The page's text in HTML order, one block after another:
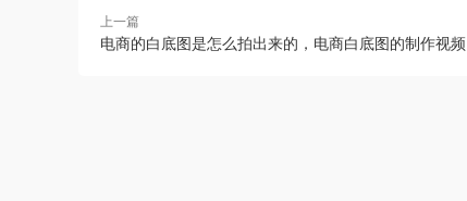
上一篇
电商的白底图是怎么拍出来的，电商白底图的制作视频